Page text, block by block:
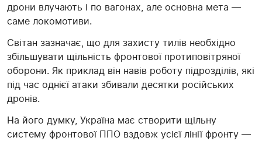
дрони влучають і по вагонах, але основна мета —
саме локомотиви.
Світан зазначає, що для захисту тилів необхідно
збільшувати щільність фронтової протиповітряної
оборони. Як приклад він навів роботу підрозділів, які
під час однієї атаки збивали десятки російських
дронів.
На його думку, Україна має створити щільну
систему фронтової ППО вздовж усієї лінії фронту —